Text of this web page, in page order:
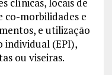
co-morbilidades e
e utilização
individual (EPI),
ou viseiras.